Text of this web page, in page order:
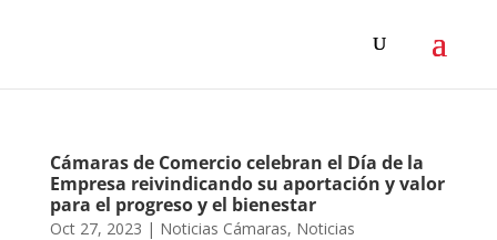
Cámaras de Comercio celebran el Día de la
Empresa reivindicando su aportación y valor
para el progreso y el bienestar
Oct 27, 2023 | Noticias Cámaras, Noticias